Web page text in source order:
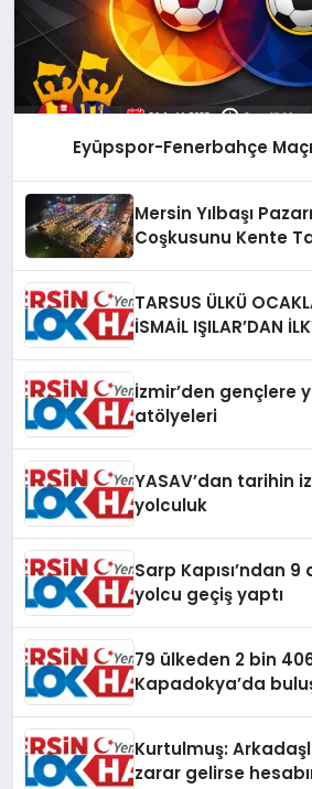
Eyüpspor-Fenerbahçe
Mersin Yılbaşı
Coşkusunu Kente
TARSUS ÜLKÜ
İSMAİL IŞILAR’DAN
İzmir’den gençlere
atölyeleri
YASAV’dan tarihin
yolculuk
Sarp Kapısı’ndan
yolcu geçiş yaptı
79 ülkeden 2 bin
Kapadokya’da
Kurtulmuş:
zarar gelirse